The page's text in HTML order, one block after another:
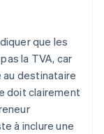
que les
la TVA, car
destinataire
doit clairement
à inclure une